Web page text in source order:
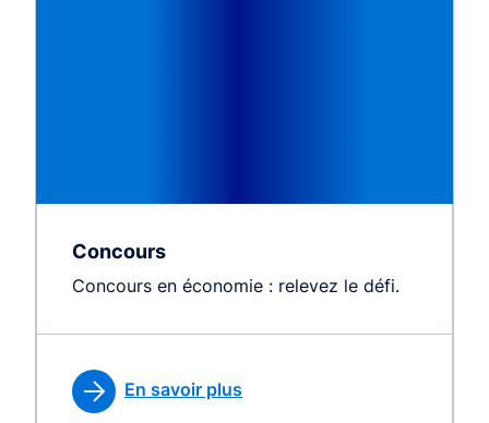
Concours
Concours en économie : relevez le défi.
En savoir plus